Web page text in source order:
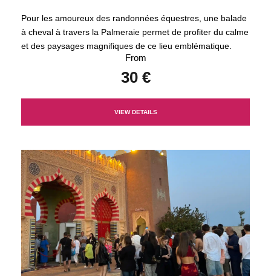
Pour les amoureux des randonnées équestres, une balade
à cheval à travers la Palmeraie permet de profiter du calme
et des paysages magnifiques de ce lieu emblématique.
From
30 €
VIEW DETAILS